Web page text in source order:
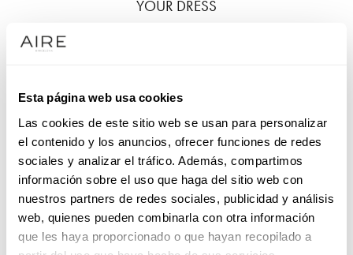
Esta página web usa cookies
Las cookies de este sitio web se usan para personalizar
el contenido y los anuncios, ofrecer funciones de redes
sociales y analizar el tráfico. Además, compartimos
información sobre el uso que haga del sitio web con
nuestros partners de redes sociales, publicidad y análisis
web, quienes pueden combinarla con otra información
que les haya proporcionado o que hayan recopilado a
YOUR DRESS